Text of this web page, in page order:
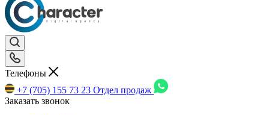
Телефоны
+7 (705) 155 73 23 Отдел продаж
Заказать звонок